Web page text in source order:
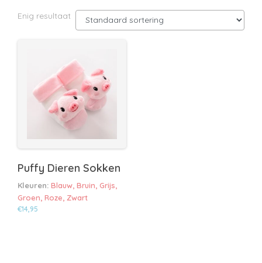
Enig resultaat
Puffy Dieren Sokken
Kleuren: Blauw, Bruin, Grijs,
Groen, Roze, Zwart
€14,95